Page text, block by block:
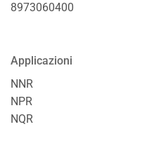
8973060400
Applicazioni
NNR
NPR
NQR